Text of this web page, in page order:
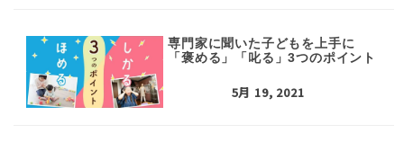
専門家に聞いた子どもを上手に
「褒める」「叱る」3つのポイント
5月 19, 2021